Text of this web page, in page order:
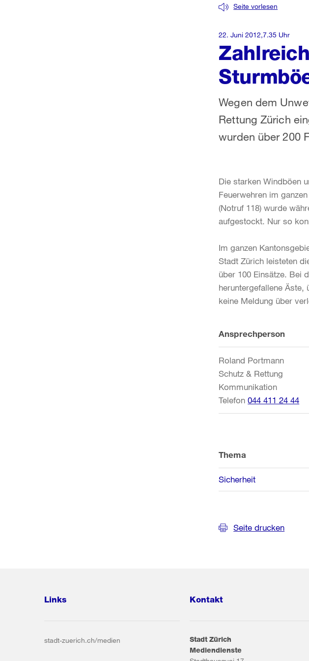
Seite vorlesen
Wegen dem
Rettung Zürich
wurden über 200
22. Juni 2012,7.35 Uhr
Die starken Windböen
Feuerwehren im
(Notruf 118) wurde
aufgestockt. Nur so
Im ganzen
Stadt Zürich leisteten
über 100 Einsätze. Bei
heruntergefallene Äste,
keine Meldung über
Weitere
Ansprechperson
Roland Portmann
Schutz & Rettung
Kommunikation
Telefon 044 411 24 44
Thema
Sicherheit
Seite drucken
Links
stadt-zuerich.ch/medien
Kontakt
Stadt Zürich
Mediendienste